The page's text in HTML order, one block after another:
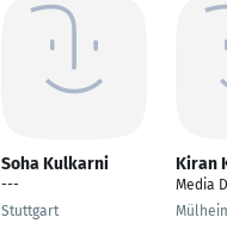
Soha Kulkarni
---
Stuttgart
Kiran
Media